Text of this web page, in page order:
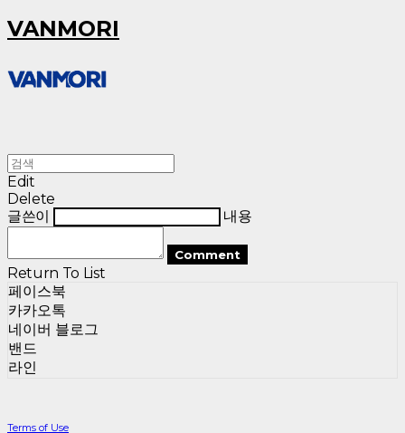
VANMORI
Edit
Delete
글쓴이
내용
Comment
Return To List
페이스북
카카오톡
네이버 블로그
밴드
라인
Terms of Use